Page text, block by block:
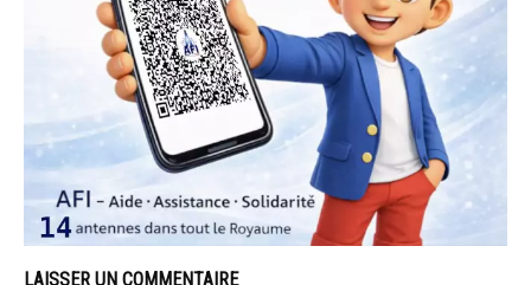
LAISSER UN COMMENTAIRE